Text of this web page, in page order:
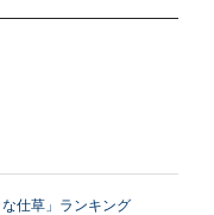
仕草」ランキング